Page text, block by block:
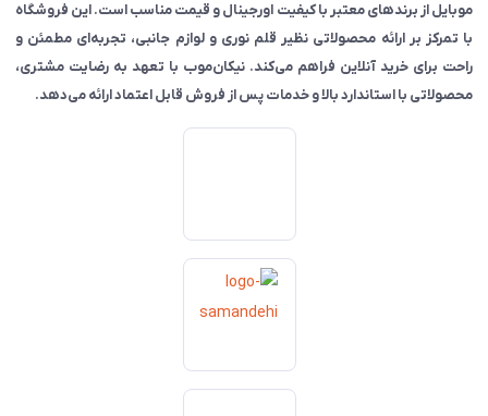
موبایل از برندهای معتبر با کیفیت اورجینال و قیمت مناسب است. این فروشگاه
با تمرکز بر ارائه محصولاتی نظیر قلم نوری و لوازم جانبی، تجربه‌ای مطمئن و
راحت برای خرید آنلاین فراهم می‌کند. نیکان‌موب با تعهد به رضایت مشتری،
محصولاتی با استاندارد بالا و خدمات پس از فروش قابل اعتماد ارائه می‌دهد.